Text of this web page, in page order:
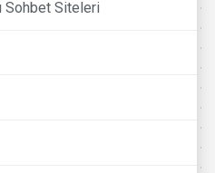
Sohbet Siteleri